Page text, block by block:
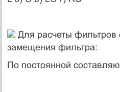
Для расчеты фильтров
замещения фильтра:
По постоянной